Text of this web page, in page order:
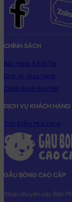
CHÍNH SÁCH
Bảo Hành & Đổi Trả
Dịch Vụ Giao Hàng
Chính Sách Bảo Mật
DỊCH VỤ KHÁCH HÀNG
Tích Điểm Mua Hàng
GẤU BÔNG CAO CẤP
Shop chuyên các Sản